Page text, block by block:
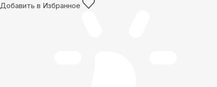
Добавить в Избранное